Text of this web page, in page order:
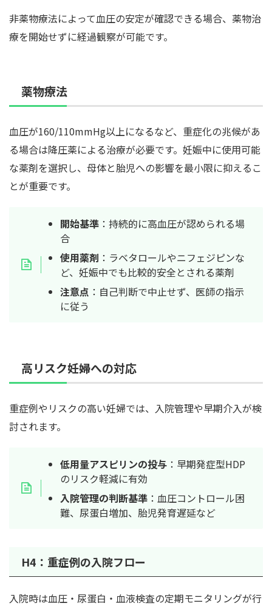
非薬物療法によって血圧の安定が確認できる場合、薬物治
療を開始せずに経過観察が可能です。
薬物療法
血圧が160/110mmHg以上になるなど、重症化の兆候があ
る場合は降圧薬による治療が必要です。妊娠中に使用可能
な薬剤を選択し、母体と胎児への影響を最小限に抑えるこ
とが重要です。
開始基準 ：持続的に高血圧が認められる場
合
使用薬剤 ：ラベタロールやニフェジピンな
ど、妊娠中でも比較的安全とされる薬剤
注意点 ：自己判断で中止せず、医師の指示
に従う
高リスク妊婦への対応
重症例やリスクの高い妊婦では、入院管理や早期介入が検
討されます。
低用量アスピリンの投与 ：早期発症型HDP
のリスク軽減に有効
入院管理の判断基準 ：血圧コントロール困
難、尿蛋白増加、胎児発育遅延など
H4：重症例の入院フロー
入院時は血圧・尿蛋白・血液検査の定期モニタリングが行